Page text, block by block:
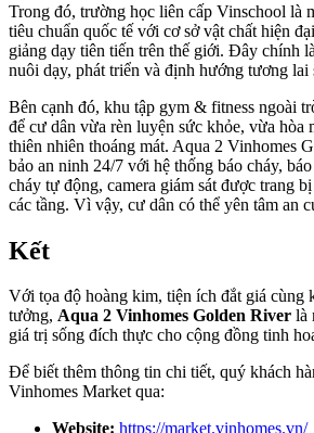
Trong đó, trường học liên cấp Vinschool là
tiêu chuẩn quốc tế với cơ sở vật chất hiện
giảng dạy tiên tiến trên thế giới. Đây chính
nuôi dạy, phát triển và định hướng tương lai
Bên cạnh đó, khu tập gym & fitness ngoài
để cư dân vừa rèn luyện sức khỏe, vừa hòa
thiên nhiên thoáng mát. Aqua 2 Vinhomes
bảo an ninh 24/7 với hệ thống báo cháy,
cháy tự động, camera giám sát được trang
các tầng. Vì vậy, cư dân có thể yên tâm an
Kết
Với tọa độ hoàng kim, tiện ích đắt giá cùng
tưởng, Aqua 2 Vinhomes Golden River là
giá trị sống đích thực cho cộng đồng tinh
Để biết thêm thông tin chi tiết, quý khách
Vinhomes Market qua:
Website: https://market.vinhomes.vn/